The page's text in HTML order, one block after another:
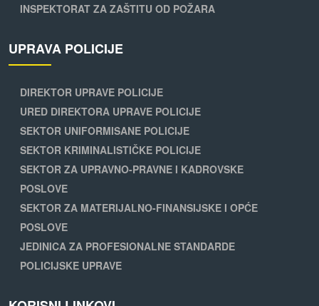
INSPEKTORAT ZA ZAŠTITU OD POŽARA
UPRAVA POLICIJE
DIREKTOR UPRAVE POLICIJE
URED DIREKTORA UPRAVE POLICIJE
SEKTOR UNIFORMISANE POLICIJE
SEKTOR KRIMINALISTIČKE POLICIJE
SEKTOR ZA UPRAVNO-PRAVNE I KADROVSKE
POSLOVE
SEKTOR ZA MATERIJALNO-FINANSIJSKE I OPĆE
POSLOVE
JEDINICA ZA PROFESIONALNE STANDARDE
POLICIJSKE UPRAVE